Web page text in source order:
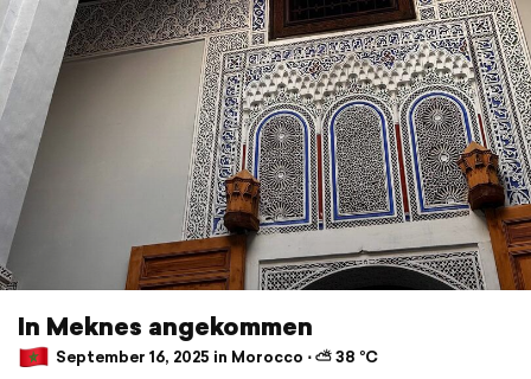
In Meknes angekommen
September 16, 2025 in Morocco ⋅ ⛅ 38 °C